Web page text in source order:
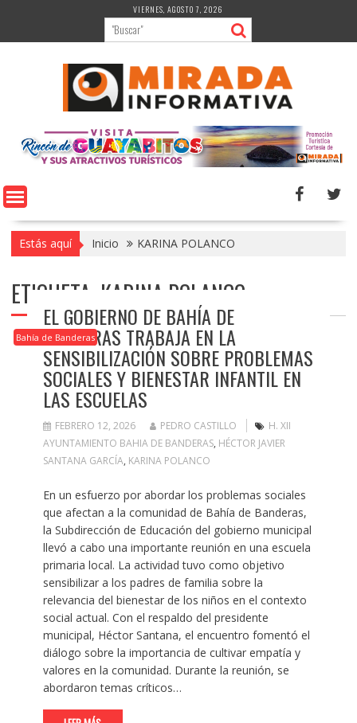
contenido
VIERNES, AGOSTO 7, 2026
Estás aquí Inicio KARINA POLANCO
ETIQUETA: KARINA POLANCO
Bahía de Banderas
EL GOBIERNO DE BAHÍA DE
BANDERAS TRABAJA EN LA
SENSIBILIZACIÓN SOBRE PROBLEMAS
SOCIALES Y BIENESTAR INFANTIL EN
LAS ESCUELAS
FEBRERO 12, 2026 PEDRO CASTILLO
H. XII
AYUNTAMIENTO BAHIA DE BANDERAS, HÉCTOR JAVIER
SANTANA GARCÍA, KARINA POLANCO
En un esfuerzo por abordar los problemas sociales
que afectan a la comunidad de Bahía de Banderas,
la Subdirección de Educación del gobierno municipal
llevó a cabo una importante reunión en una escuela
primaria local. La actividad tuvo como objetivo
sensibilizar a los padres de familia sobre la
relevancia del bienestar de los niños en el contexto
social actual. Con el respaldo del presidente
municipal, Héctor Santana, el encuentro fomentó el
diálogo sobre la importancia de cultivar empatía y
valores en la comunidad. Durante la reunión, se
abordaron temas críticos…